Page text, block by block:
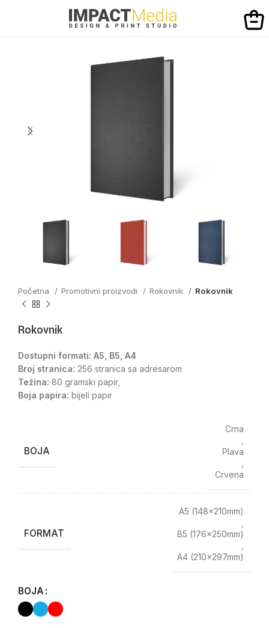
Početna Promotivni proizvodi Rokovnik Rokovnik
Rokovnik
Dostupni formati: A5, B5, A4
Broj stranica: 256 stranica sa adresarom
Težina: 80 gramski papir,
Boja papira: bijeli papir
BOJA
Crna
Plava
Crvena
FORMAT
A5 (148x210mm)
B5 (176x250mm)
A4 (210x297mm)
BOJA